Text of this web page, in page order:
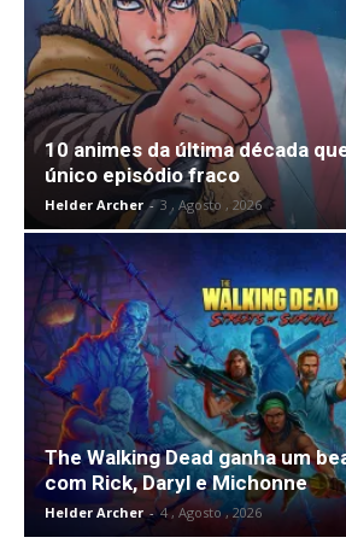
10 animes da última década
único episódio fraco
Helder Archer - 3 , Agosto , 2026
The Walking Dead ganha um
com Rick, Daryl e Michonne
Helder Archer - 4 , Agosto , 2026